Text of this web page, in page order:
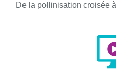
De la pollinisation croisée